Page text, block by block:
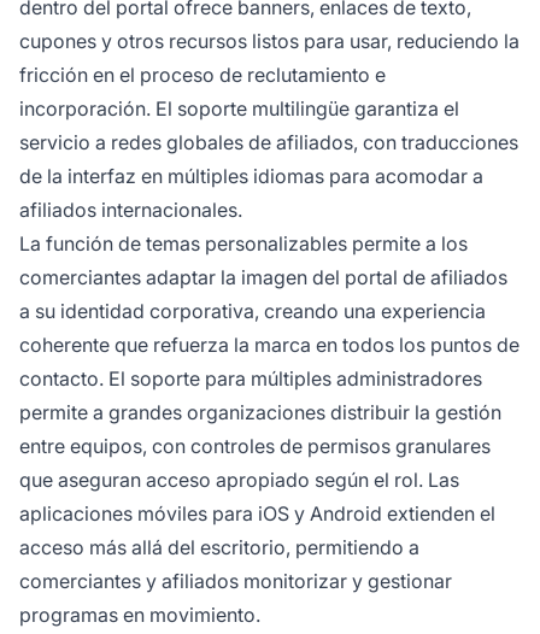
dentro del portal ofrece banners, enlaces de texto,
cupones y otros recursos listos para usar, reduciendo la
fricción en el proceso de reclutamiento e
incorporación. El soporte multilingüe garantiza el
servicio a redes globales de afiliados, con traducciones
de la interfaz en múltiples idiomas para acomodar a
afiliados internacionales.
La función de temas personalizables permite a los
comerciantes adaptar la imagen del portal de afiliados
a su identidad corporativa, creando una experiencia
coherente que refuerza la marca en todos los puntos de
contacto. El soporte para múltiples administradores
permite a grandes organizaciones distribuir la gestión
entre equipos, con controles de permisos granulares
que aseguran acceso apropiado según el rol. Las
aplicaciones móviles para iOS y Android extienden el
acceso más allá del escritorio, permitiendo a
comerciantes y afiliados monitorizar y gestionar
programas en movimiento.